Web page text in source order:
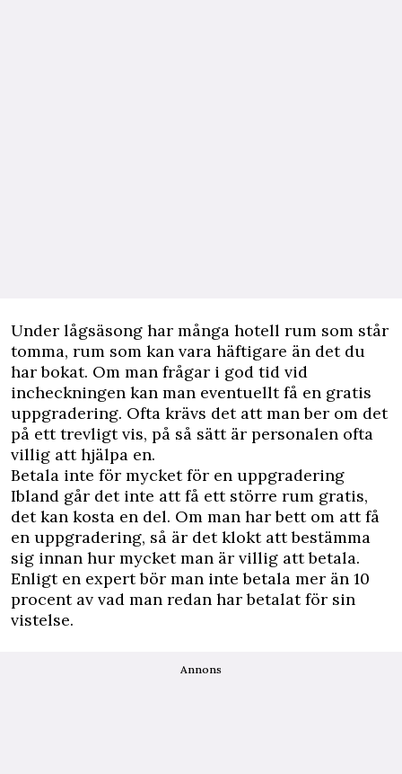
Under lågsäsong har många hotell rum som står
tomma, rum som kan vara häftigare än det du
har bokat. Om man frågar i god tid vid
incheckningen kan man eventuellt få en gratis
uppgradering. Ofta krävs det att man ber om det
på ett trevligt vis, på så sätt är personalen ofta
villig att hjälpa en.
Betala inte för mycket för en uppgradering
Ibland går det inte att få ett större rum gratis,
det kan kosta en del. Om man har bett om att få
en uppgradering, så är det klokt att bestämma
sig innan hur mycket man är villig att betala.
Enligt en expert bör man inte betala mer än 10
procent av vad man redan har betalat för sin
vistelse.
Annons